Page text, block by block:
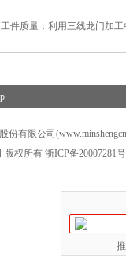
件质量：利用三线龙门加
份有限公司
版权所有 浙ICP备20007281